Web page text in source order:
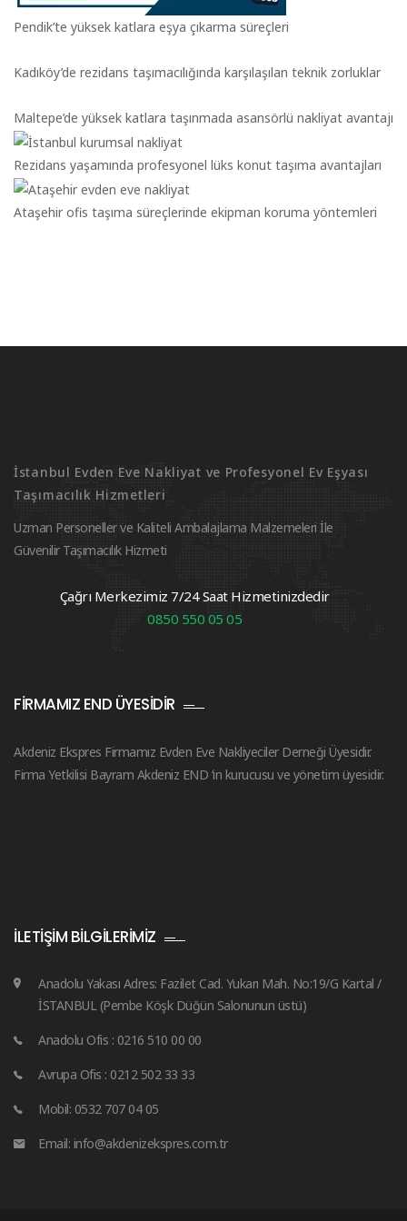
Pendik’te yüksek katlara eşya çıkarma süreçleri
Kadıköy’de rezidans taşımacılığında karşılaşılan teknik zorluklar
Maltepe’de yüksek katlara taşınmada asansörlü nakliyat avantajı
Rezidans yaşamında profesyonel lüks konut taşıma avantajları
Ataşehir ofis taşıma süreçlerinde ekipman koruma yöntemleri
İstanbul Evden Eve Nakliyat ve Profesyonel Ev Eşyası
Taşımacılık Hizmetleri
Uzman Personeller ve Kaliteli Ambalajlama Malzemeleri İle
Güvenilir Taşımacılık Hizmeti
Çağrı Merkezimiz 7/24 Saat Hizmetinizdedir
0850 550 05 05
FIRMAMIZ END ÜYESIDIR
Akdeniz Ekspres Firmamız Evden Eve Nakliyeciler Derneği Üyesidir.
Firma Yetkilisi Bayram Akdeniz END ‘in kurucusu ve yönetim üyesidir.
İLETIŞIM BILGILERIMIZ
Anadolu Yakası Adres: Fazilet Cad. Yukarı Mah. No:19/G Kartal /
İSTANBUL (Pembe Köşk Düğün Salonunun üstü)
Anadolu Ofis : 0216 510 00 00
Avrupa Ofis : 0212 502 33 33
Mobil: 0532 707 04 05
Email: info@akdenizekspres.com.tr